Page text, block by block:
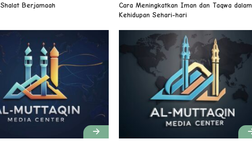
Berjamaah
Cara Meningkatkan Iman dan Taqwa dalam
Kehidupan Sehari-hari